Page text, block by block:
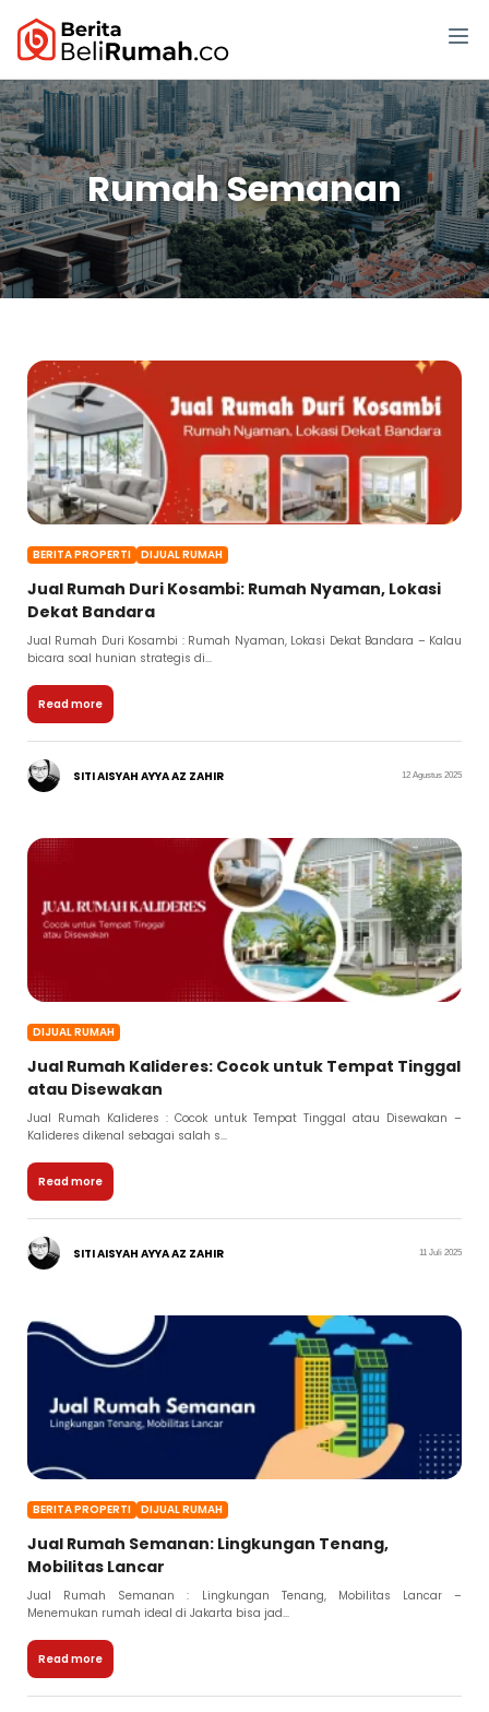
Rumah Semanan
BERITA PROPERTI DIJUAL RUMAH
Jual Rumah Duri Kosambi: Rumah Nyaman, Lokasi
Dekat Bandara
Jual Rumah Duri Kosambi : Rumah Nyaman, Lokasi Dekat Bandara – Kalau
bicara soal hunian strategis di...
Read more
SITI AISYAH AYYA AZ ZAHIR 12 Agustus 2025
DIJUAL RUMAH
Jual Rumah Kalideres: Cocok untuk Tempat Tinggal
atau Disewakan
Jual Rumah Kalideres : Cocok untuk Tempat Tinggal atau Disewakan –
Kalideres dikenal sebagai salah s...
Read more
SITI AISYAH AYYA AZ ZAHIR 11 Juli 2025
BERITA PROPERTI DIJUAL RUMAH
Jual Rumah Semanan: Lingkungan Tenang,
Mobilitas Lancar
Jual Rumah Semanan : Lingkungan Tenang, Mobilitas Lancar –
Menemukan rumah ideal di Jakarta bisa jad...
Read more